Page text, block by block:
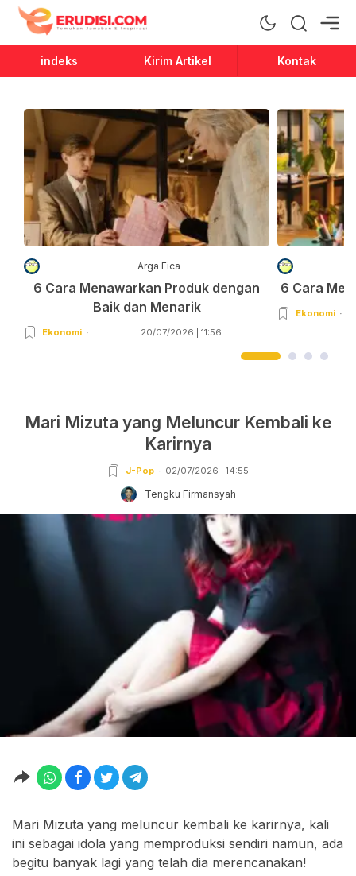
Erudisi
Temukan Jawaban dan Inspirasi
indeks Kirim Artikel Kontak
Arga Fica
6 Cara Menawarkan Produk dengan
Baik dan Menarik
Ekonomi 20/07/2026 | 11:56
6 Cara
Ekonomi
Mari Mizuta yang Meluncur Kembali ke
Karirnya
J-Pop 02/07/2026 | 14:55
Tengku Firmansyah
Mari Mizuta yang meluncur kembali ke karirnya, kali
ini sebagai idola yang memproduksi sendiri namun, ada
begitu banyak lagi yang telah dia merencanakan!